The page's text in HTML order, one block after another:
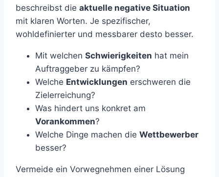
beschreibst die aktuelle negative Situation
mit klaren Worten. Je spezifischer,
wohldefinierter und messbarer desto besser.
Mit welchen Schwierigkeiten hat mein
Auftraggeber zu kämpfen?
Welche Entwicklungen erschweren die
Zielerreichung?
Was hindert uns konkret am
Vorankommen?
Welche Dinge machen die Wettbewerber
besser?
Vermeide ein Vorwegnehmen einer Lösung